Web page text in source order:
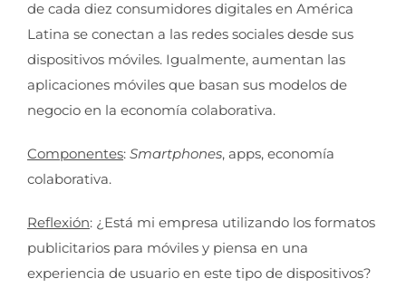
de cada diez consumidores digitales en América
Latina se conectan a las redes sociales desde sus
dispositivos móviles. Igualmente, aumentan las
aplicaciones móviles que basan sus modelos de
negocio en la economía colaborativa.
Componentes: Smartphones, apps, economía
colaborativa.
Reflexión: ¿Está mi empresa utilizando los formatos
publicitarios para móviles y piensa en una
experiencia de usuario en este tipo de dispositivos?